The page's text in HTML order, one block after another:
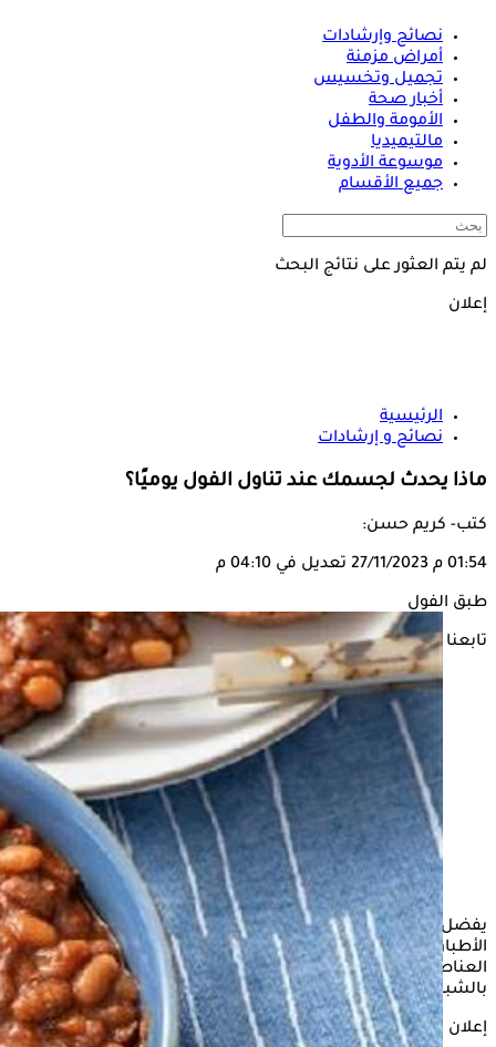
نصائح وإرشادات
أمراض مزمنة
تجميل وتخسيس
أخبار صحة
الأمومة والطفل
مالتيميديا
موسوعة الأدوية
جميع الأقسام
لم يتم العثور على نتائج البحث
إعلان
الرئيسية
نصائح و إرشادات
ماذا يحدث لجسمك عند تناول الفول يوميًا؟
كتب- كريم حسن:
01:54 م 27/11/2023 تعديل في 04:10 م
طبق الفول
تابعنا على
يفضل الكثير من الأشخاص تناولالفولعلى الإفطار، باعتباره أحد
الأطباق الرئيسية في هذه الوجبة، نظرًا لمذاقه اللذيذ، إلى جانب
العناصر الغذائية الرائعة التي يحتوي عليها، كما أنه يمنح الشعور
بالشبع لفترة طويلة.
إعلان